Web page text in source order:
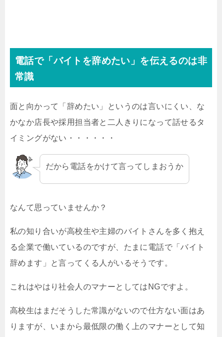
電話で「バイトを辞めたい」を伝えるのは非
常識
面と向かって「辞めたい」というのは言いにくい、な
かなか店長や採用担当者と二人きりになって話せるタ
イミングがない・・・・・・
だから電話をかけて言ってしまおうか
なんて思っていませんか？
私の知り合いが高校生や主婦のバイトさんを多く抱え
る企業で働いているのですが、たまに電話で「バイト
辞めます」と言ってくる人がいるそうです。
これはやはり社会人のマナーとしてはNGですよ。
高校生はまだそうした常識がないので仕方ない面はあ
りますが、いまから最低限の働く上のマナーとして知